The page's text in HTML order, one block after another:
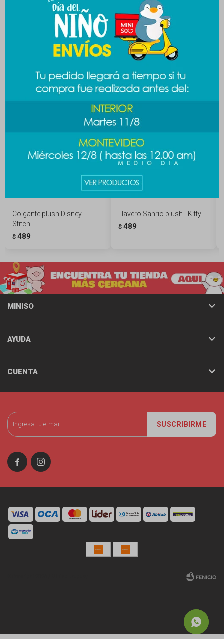
MEDIOS DE PAGO
Productos que te pueden interesar
Colgante plush Disney -
Stitch
$ 489
Llavero Sanrio plush - Kitty
$ 489
SUSCRIBIRME
 
MINISO
AYUDA
CUENTA